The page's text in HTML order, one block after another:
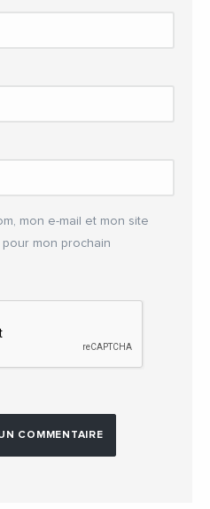
mon e-mail et mon site
mon prochain